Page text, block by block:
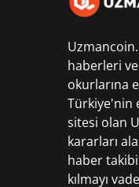
haberleri
okurlarına
Türkiye'nin
sitesi olan
kararları
haber
kılmayı